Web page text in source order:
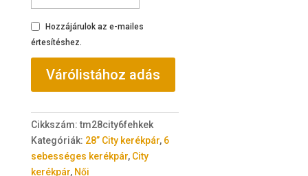
Hozzájárulok az e-mailes
értesítéshez.
Cikkszám: tm28city6fehkek
Kategóriák: 28” City kerékpár, 6
sebességes kerékpár, City
kerékpár, Női